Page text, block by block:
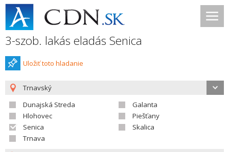
3-szob. lakás eladás Senica
Uložiť toto hladanie
Trnavský
Dunajská Streda
Galanta
Hlohovec
Piešťany
Senica
Skalica
Trnava